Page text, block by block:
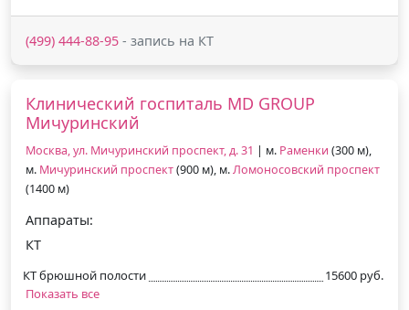
(499) 444-88-95 - запись на КТ
Клинический госпиталь MD GROUP
Мичуринский
Москва, ул. Мичуринский проспект, д. 31 | м. Раменки (300 м),
м. Мичуринский проспект(900 м), м.Ломоносовский проспект
(1400 м)
Аппараты:
КТ
КТ брюшной полости
15600 руб.
Показать все